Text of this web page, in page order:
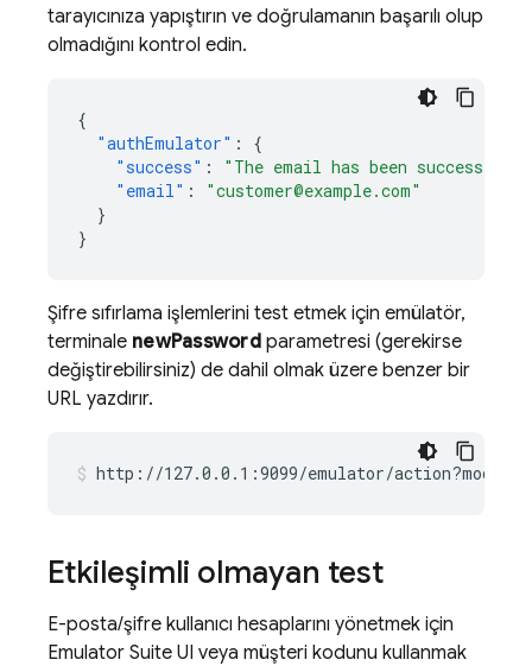
tarayıcınıza yapıştırın ve doğrulamanın başarılı olup
olmadığını kontrol edin.
{
"authEmulator" :
{
"success" :
"The email has been
"email" :
"customer@example.com"
}
}
Şifre sıfırlama işlemlerini test etmek için emülatör,
terminale newPasswordparametresi (gerekirse
değiştirebilirsiniz) de dahil olmak üzere benzer bir
URL yazdırır.
http://127.0.0.1:9099/emulator/action?mode
Etkileşimli olmayan test
E-posta/şifre kullanıcı hesaplarını yönetmek için
Emulator Suite UI veya müşteri kodunu kullanmak